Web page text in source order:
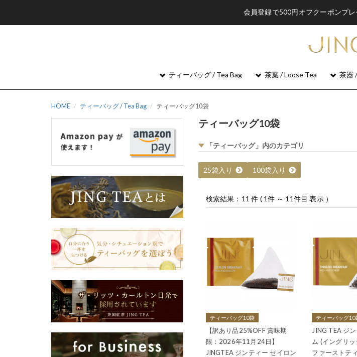
会員登録で500円オフクーポンプレ
ティーバッグ / Tea Bag 茶葉 / Loose Tea 茶器
HOME ティーバッグ / Tea Bag ティーバッグ10袋
ティーバッグ10袋
「ティーバッグ」内のカテゴリ
25袋入り 100袋入り
検索結果：11 件 ( 1件 ～ 11件目 表示 ）
ティーバッグ10袋
【訳あり品25%OFF 賞味期
限：2026年11月24日】
JINGTEA ジンティー セイロン
ティーバッグ10
JING TEA ジ
ム (イングリ
ファーストテ